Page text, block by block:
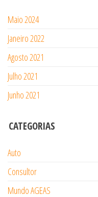
Maio 2024
Janeiro 2022
Agosto 2021
Julho 2021
Junho 2021
CATEGORIAS
Auto
Consultor
Mundo AGEAS